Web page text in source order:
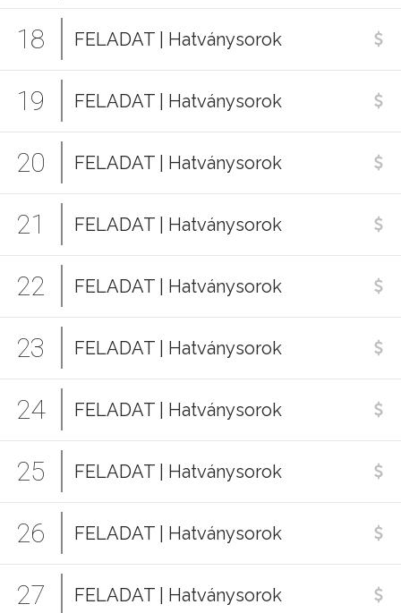
18 FELADAT | Hatványsorok
19 FELADAT | Hatványsorok
20 FELADAT | Hatványsorok
21 FELADAT | Hatványsorok
22 FELADAT | Hatványsorok
23 FELADAT | Hatványsorok
24 FELADAT | Hatványsorok
25 FELADAT | Hatványsorok
26 FELADAT | Hatványsorok
27 FELADAT | Hatványsorok